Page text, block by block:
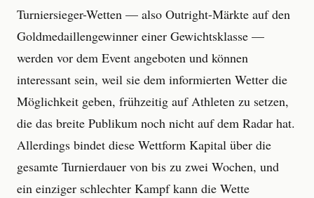
Turniersieger-Wetten — also Outright-Märkte auf den
Goldmedaillengewinner einer Gewichtsklasse —
werden vor dem Event angeboten und können
interessant sein, weil sie dem informierten Wetter die
Möglichkeit geben, frühzeitig auf Athleten zu setzen,
die das breite Publikum noch nicht auf dem Radar hat.
Allerdings bindet diese Wettform Kapital über die
gesamte Turnierdauer von bis zu zwei Wochen, und
ein einziger schlechter Kampf kann die Wette